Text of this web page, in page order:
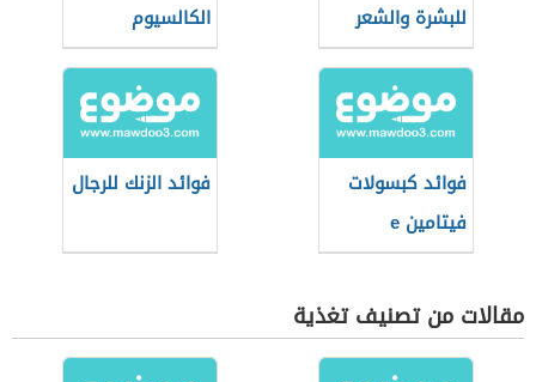
للبشرة والشعر
الكالسيوم
فوائد كبسولات
فيتامين e
فوائد الزنك للرجال
مقالات من تصنيف تغذية